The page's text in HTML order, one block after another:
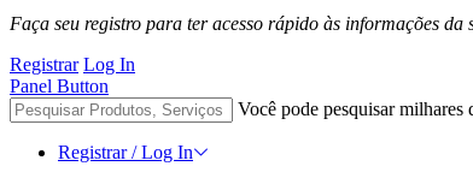
Faça seu registro para ter acesso rápido às informações
Registrar Log In
Panel Button
Você pode pesquisar milhares
Registrar / Log In